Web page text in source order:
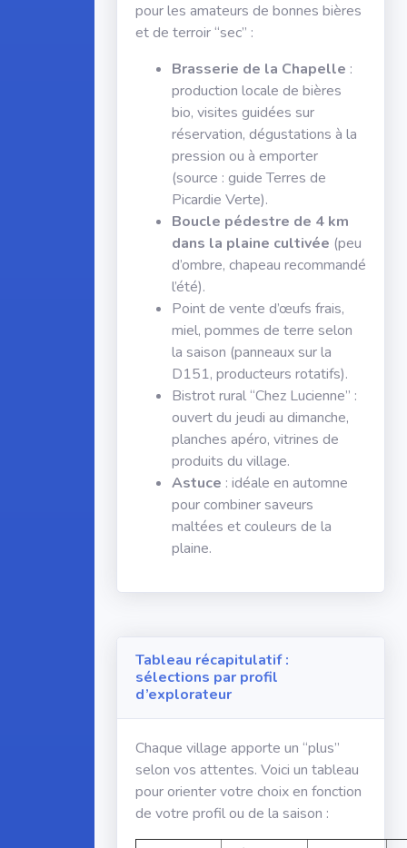
pour les amateurs de bonnes bières
et de terroir “sec” :
Brasserie de la Chapelle :
production locale de bières
bio, visites guidées sur
réservation, dégustations à la
pression ou à emporter
(source : guide Terres de
Picardie Verte).
Boucle pédestre de 4 km
dans la plaine cultivée (peu
d’ombre, chapeau recommandé
l’été).
Point de vente d’œufs frais,
miel, pommes de terre selon
la saison (panneaux sur la
D151, producteurs rotatifs).
Bistrot rural “Chez Lucienne” :
ouvert du jeudi au dimanche,
planches apéro, vitrines de
produits du village.
Astuce : idéale en automne
pour combiner saveurs
maltées et couleurs de la
plaine.
Tableau récapitulatif :
sélections par profil
d’explorateur
Chaque village apporte un “plus”
selon vos attentes. Voici un tableau
pour orienter votre choix en fonction
de votre profil ou de la saison :